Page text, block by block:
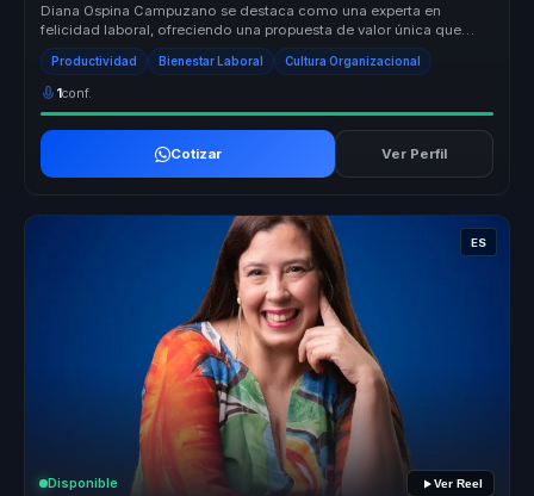
Diana Ospina Campuzano se destaca como una experta en
felicidad laboral, ofreciendo una propuesta de valor única que
transforma culturas ...
Productividad Bienestar Laboral Cultura Organizacional
1conf.
Cotizar Ver Perfil
ES
Disponible Ver Reel